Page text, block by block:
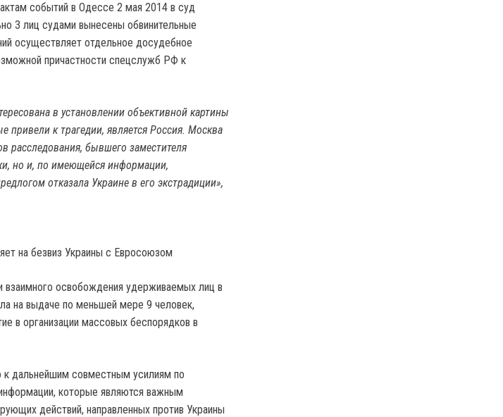
событий в Одессе 2 мая 2014 в суд
3 лиц судами вынесены обвинительные
осуществляет отдельное досудебное
причастности спецслужб РФ к
в установлении объективной картины
привели к трагедии, является Россия. Москва
расследования, бывшего заместителя
но и, по имеющейся информации,
отказала Украине в его экстрадиции»,
на безвиз Украины с Евросоюзом
взаимного освобождения удерживаемых лиц в
на выдаче по меньшей мере 9 человек,
в организации массовых беспорядков в
дальнейшим совместным усилиям по
которые являются важным
действий, направленных против Украины